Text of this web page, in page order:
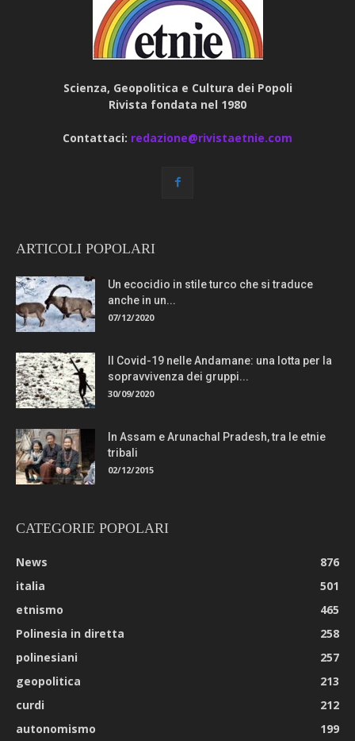
Scienza, Geopolitica e Cultura dei Popoli
Rivista fondata nel 1980
Contattaci: redazione@rivistaetnie.com
ARTICOLI POPOLARI
Un ecocidio in stile turco che si traduce
anche in un...
07/12/2020
Il Covid-19 nelle Andamane: una lotta per la
sopravvivenza dei gruppi...
30/09/2020
In Assam e Arunachal Pradesh, tra le etnie
tribali
02/12/2015
CATEGORIE POPOLARI
News
876
italia
501
etnismo
465
Polinesia in diretta
258
polinesiani
257
geopolitica
213
curdi
212
autonomismo
199